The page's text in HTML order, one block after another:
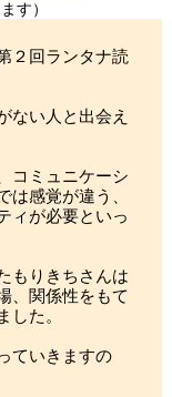
す）
２回ランタナ読
ない人と出会え
コミュニケーシ
は感覚が違う、
ィが必要といっ
もりきちさんは
、関係性をもて
した。
ていきますの